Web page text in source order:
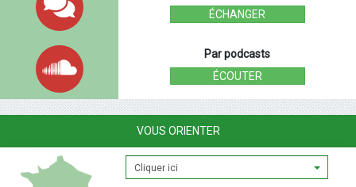
ÉCHANGER
Par podcasts
ÉCOUTER
VOUS ORIENTER